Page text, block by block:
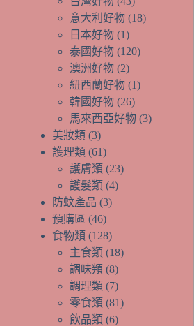
品 產
品
個
品
意大利好物 1818
日本好物 11
個
產
品
泰國好物 120120
產
澳洲好物 22
個
產
品
紐西蘭好物 11
產
韓國好物 2626
個
馬來西亞好物 33
美妝類 33
個
產
品
護理類 6161
個
產
品
護膚類 2323
護髮類 44
防蚊產品 33
產
品
預購區 4646
個
產
品
食物類 128128
個
產
品
主食類 1818
品
調味頖 88
個
產
品
調理類 77
個
產
零食類 8181
飲品類 66